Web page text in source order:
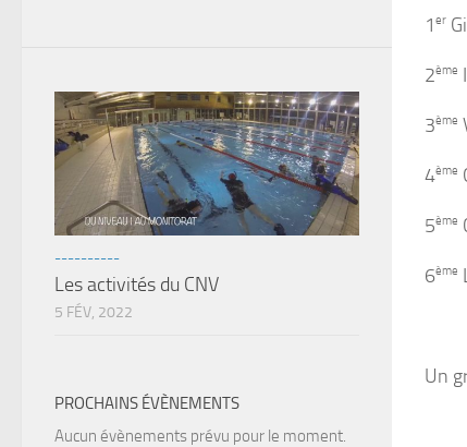
1 er
2ème
3ème
4ème
5ème
6ème
Un
----------
Les activités du CNV
5 FÉV, 2022
PROCHAINS ÉVÈNEMENTS
Aucun évènements prévu pour le moment.